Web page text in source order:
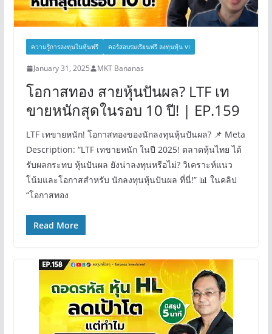
ความรู้การลงทุนในหุ้นฟรี คอร์สอบรมเรียนฟรี ลงทุนหุ้น VI
January 31, 2025 MKT Bananas
โอกาสทอง สายหุ้นปันผล? LTF เท
ขายหนักสุดในรอบ 10 ปี! | EP.159
LTF เทขายหนัก! โอกาสทองของนักลงทุนหุ้นปันผล? 📌 Meta
Description: “LTF เทขายหนัก ในปี 2025! ตลาดหุ้นไทย ได้
รับผลกระทบ หุ้นปันผล ยังน่าลงทุนหรือไม่? วิเคราะห์แนว
โน้มและโอกาสสำหรับ นักลงทุนหุ้นปันผล ที่นี่!” 📊 ในคลิป
“โอกาสทอง
Read More